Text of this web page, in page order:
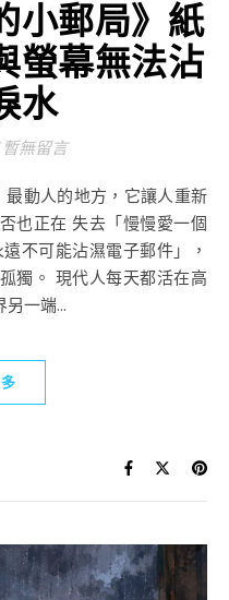
小郵局》紙
螢幕無法沾
水
暫無留言
也正在 失去「慢慢愛一個
不可能沾濕電子郵件」，
獨。 現代人每天都活在高
一端...